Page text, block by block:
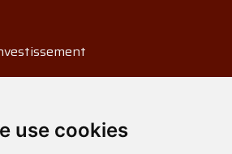
use cookies